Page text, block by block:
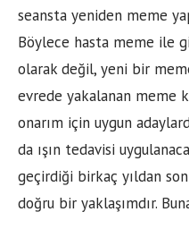
seansta yeniden meme
Böylece hasta meme ile
olarak değil, yeni bir
evrede yakalanan meme
onarım için uygun
da ışın tedavisi
geçirdiği birkaç yıldan
doğru bir yaklaşımdır.